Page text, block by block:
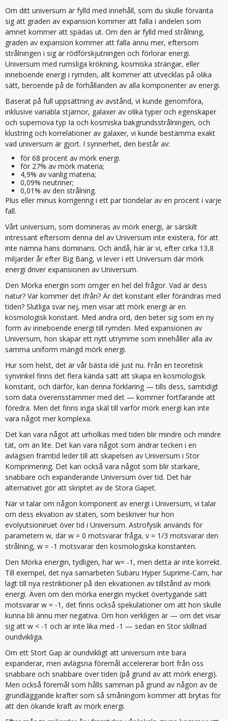
Om ditt universum är fylld med innehåll, som du skulle förvänta
sig att graden av expansion kommer att falla i andelen som
ämnet kommer att spädas ut. Om den är fylld med strålning,
graden av expansion kommer att falla ännu mer, eftersom
strålningen i sig är rödförskjutningen och förlorar energi.
Universum med rumsliga krökning, kosmiska strängar, eller
inneboende energi i rymden, allt kommer att utvecklas på olika
sätt, beroende på de förhållanden av alla komponenter av energi.
Baserat på full uppsättning av avstånd, vi kunde genomföra,
inklusive variabla stjärnor, galaxer av olika typer och egenskaper
och supernova typ Ia och kosmiska bakgrundsstrålningen, och
klustring och korrelationer av galaxer, vi kunde bestämma exakt
vad universum är gjort. I synnerhet, den består av:
för 68 procent av mörk energi.
för 27% av mörk materia;
4,9% av vanlig materia;
0,09% neutriner;
0,01% av den strålning.
Plus eller minus korrigering i ett par tiondelar av en procent i varje
fall.
Vårt universum, som domineras av mörk energi, är särskilt
intressant eftersom denna del av Universum inte existera, för att
inte nämna hans dominans. Och ändå, här är vi, efter cirka 13,8
miljarder år efter Big Bang, vi lever i ett Universum där mörk
energi driver expansionen av Universum.
Den Mörka energin som omger en hel del frågor. Vad är dess
natur? Var kommer det ifrån? Är det konstant eller förändras med
tiden? Slutliga svar nej, men visar att mörk energi är en
kosmologisk konstant. Med andra ord, den beter sig som en ny
form av inneboende energi till rymden. Med expansionen av
Universum, hon skapar ett nytt utrymme som innehåller alla av
samma uniform mängd mörk energi.
Hur som helst, det är vår bästa idé just nu. Från en teoretisk
synvinkel finns det flera kända sätt att skapa en kosmologisk
konstant, och därför, kan denna förklaring — tills dess, samtidigt
som data överensstämmer med det — kommer fortfarande att
föredra. Men det finns inga skäl till varför mörk energi kan inte
vara något mer komplexa.
Det kan vara något att urholkas med tiden blir mindre och mindre
tät, om än lite. Det kan vara något som ändrar tecken i en
avlägsen framtid leder till att skapelsen av Universum i Stor
Komprimering. Det kan också vara något som blir starkare,
snabbare och expanderande Universum över tid. Det här
alternativet gör att skriptet av de Stora Gapet.
När vi talar om någon komponent av energi i Universum, vi talar
om dess ekvation av staten, som beskriver hur hon
evolyutsioniruet över tid i Universum. Astrofysik används för
parametern w, där w = 0 motsvarar fråga, v = 1/3 motsvarar den
strålning, w = -1 motsvarar den kosmologiska konstanten.
Den Mörka energin, tydligen, har w= -1, men detta är inte korrekt.
Till exempel, det nya samarbeten Subaru Hyper Suprime-Cam, har
lagt till nya restriktioner på den ekvationen av tillstånd av mörk
energi. Även om den mörka energin mycket övertygande sätt
motsvarar w = -1, det finns också spekulationer om att hon skulle
kunna bli ännu mer negativa. Om hon verkligen är — om det visar
sig att w < -1 och är inte lika med -1 — sedan en Stor skillnad
oundvikliga.
Om ett Stort Gap är oundvikligt att universum inte bara
expanderar, men avlägsna föremål accelererar bort från oss
snabbare och snabbare över tiden (på grund av att mörk energi).
Men också föremål som hålls samman på grund av någon av de
grundläggande krafter som så småningom kommer att brytas för
att den ökande kraft av mörk energi.